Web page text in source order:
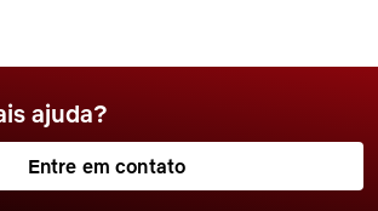
ajuda?
Entre em contato